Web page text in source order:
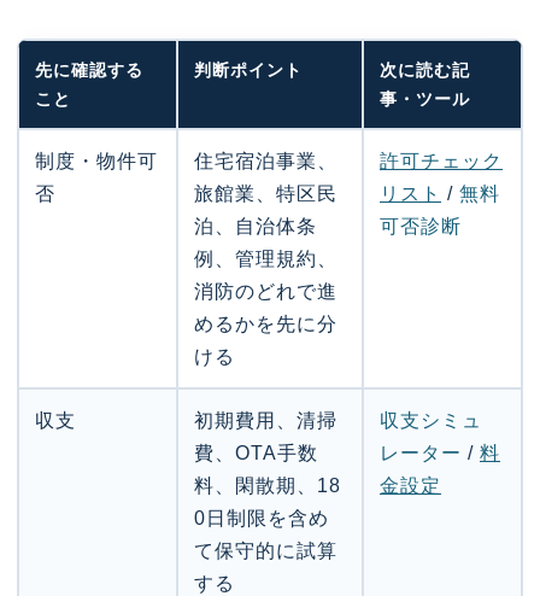
先に確認する
こと
判断ポイント
次に読む記
事・ツール
制度・物件可
否
住宅宿泊事業、
旅館業、特区民
泊、自治体条
例、管理規約、
消防のどれで進
めるかを先に分
ける
許可チェック
リスト / 無料
可否診断
収支
初期費用、清掃
費、OTA手数
料、閑散期、18
0日制限を含め
て保守的に試算
する
収支シミュ
レーター / 料
金設定